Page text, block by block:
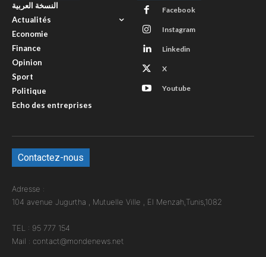
النسخة العربية
Actualités
Economie
Finance
Opinion
Sport
Politique
Echo des entreprises
Facebook
Instagram
Linkedin
X
Youtube
Contactez-nous
Adresse :
104 avenue Jugurtha , Mutuelle Ville , El Menzah,Tunis,1082
TEL : 95 777 154
Mail : contact@mondenews.net